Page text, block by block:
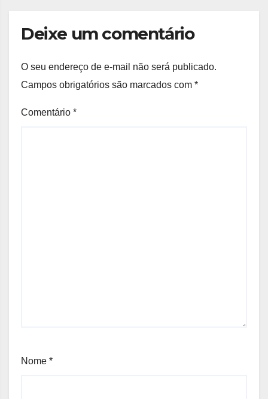
Deixe um comentário
O seu endereço de e-mail não será publicado.
Campos obrigatórios são marcados com *
Comentário *
Nome *